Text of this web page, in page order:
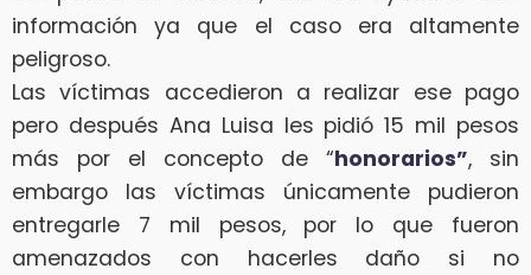
información ya que el caso era altamente
peligroso.
Las víctimas accedieron a realizar ese pago
pero después Ana Luisa les pidió 15 mil pesos
más por el concepto de “honorarios”, sin
embargo las víctimas únicamente pudieron
entregarle 7 mil pesos, por lo que fueron
amenazados con hacerles daño si no